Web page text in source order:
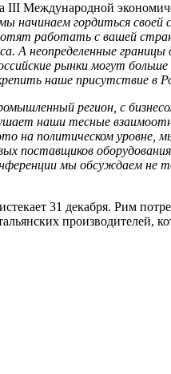
III Международной
начинаем гордиться своей
работать с вашей
А неопределенные границы
рынки могут больше
наше присутствие в
регион, с
наши тесные
на политическом уровне,
поставщиков
мы обсуждаем не
31 декабря. Рим
производителей,